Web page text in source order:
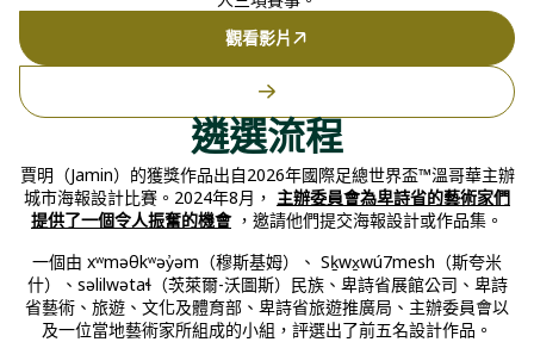
觀看影片
遴選流程
賈明（Jamin）的獲獎作品出自2026年國際足總世界盃™溫哥華主辦
城市海報設計比賽。2024年8月， 主辦委員會為卑詩省的藝術家們
提供了一個令人振奮的機會，邀請他們提交海報設計或作品集。
一個由 xʷməθkʷəy̓əm（穆斯基姆）、 Sḵwx̱wú7mesh（斯夸米
什）、səlilwətaɬ（茨萊爾-沃圖斯）民族、卑詩省展館公司、卑詩
省藝術、旅遊、文化及體育部、卑詩省旅遊推廣局、主辦委員會以
及一位當地藝術家所組成的小組，評選出了前五名設計作品。